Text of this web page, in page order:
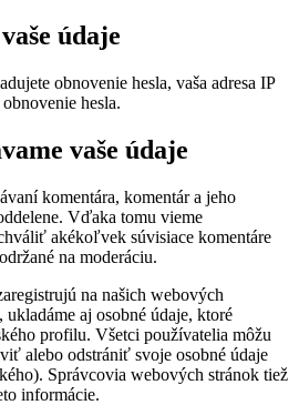
údaje
obnovenie hesla, vaša adresa IP
hesla.
vaše údaje
komentára, komentár a jeho
Vďaka tomu vieme
akékoľvek súvisiace komentáre
na moderáciu.
na našich webových
aj osobné údaje, ktoré
profilu. Všetci používatelia môžu
alebo odstrániť svoje osobné údaje
Správcovia webových stránok tiež
informácie.